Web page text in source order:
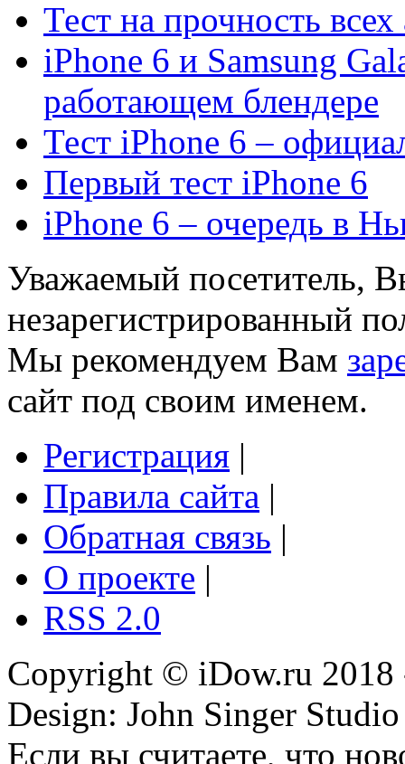
Тест на прочность
iPhone 6 и Samsung
работающем блендере
Тест iPhone 6 –
Первый тест iPhone 6
iPhone 6 – очередь в
Уважаемый посетитель,
незарегистрированный
Мы рекомендуем Вам
сайт под своим именем.
Регистрация |
Правила сайта |
Обратная связь |
О проекте |
RSS 2.0
Copyright © iDow.ru 2018
Design: John Singer Studio
Если вы считаете, что